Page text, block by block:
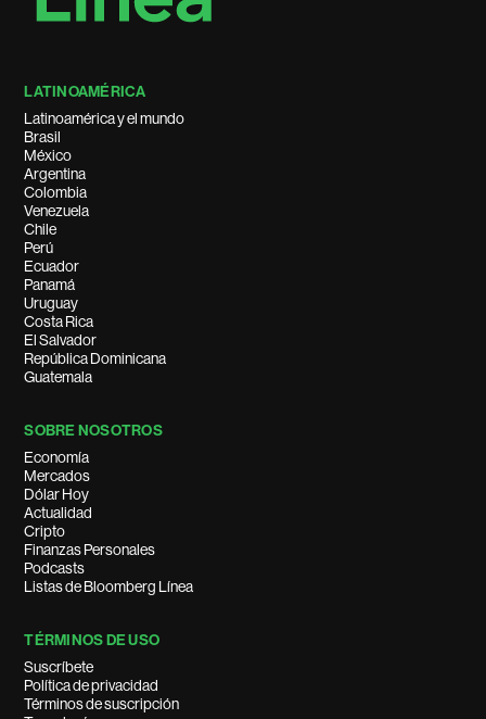
LATINOAMÉRICA
Latinoamérica y el mundo
Brasil
México
Argentina
Colombia
Venezuela
Chile
Perú
Ecuador
Panamá
Uruguay
Costa Rica
El Salvador
República Dominicana
Guatemala
SOBRE NOSOTROS
Economía
Mercados
Dólar Hoy
Actualidad
Cripto
Finanzas Personales
Podcasts
Listas de Bloomberg Línea
TÉRMINOS DE USO
Suscríbete
Política de privacidad
Términos de suscripción